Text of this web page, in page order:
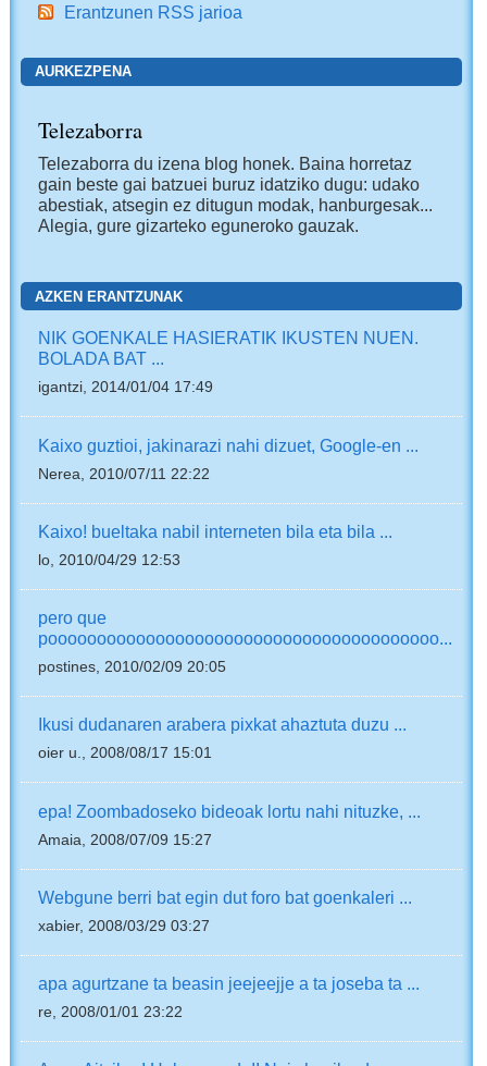
Erantzunen RSS jarioa
AURKEZPENA
Telezaborra
Telezaborra du izena blog honek. Baina horretaz
gain beste gai batzuei buruz idatziko dugu: udako
abestiak, atsegin ez ditugun modak, hanburgesak...
Alegia, gure gizarteko eguneroko gauzak.
AZKEN ERANTZUNAK
NIK GOENKALE HASIERATIK IKUSTEN NUEN.
BOLADA BAT ...
igantzi, 2014/01/04 17:49
Kaixo guztioi, jakinarazi nahi dizuet, Google-en ...
Nerea, 2010/07/11 22:22
Kaixo! bueltaka nabil interneten bila eta bila ...
lo, 2010/04/29 12:53
pero que
poooooooooooooooooooooooooooooooooooooooo...
postines, 2010/02/09 20:05
Ikusi dudanaren arabera pixkat ahaztuta duzu ...
oier u., 2008/08/17 15:01
epa! Zoombadoseko bideoak lortu nahi nituzke, ...
Amaia, 2008/07/09 15:27
Webgune berri bat egin dut foro bat goenkaleri ...
xabier, 2008/03/29 03:27
apa agurtzane ta beasin jeejeejje a ta joseba ta ...
re, 2008/01/01 23:22